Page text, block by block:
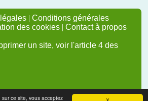
ce site, vous acceptez
| Conditions générales
des cookies | Contact à propos
un site, voir l'article 4 des